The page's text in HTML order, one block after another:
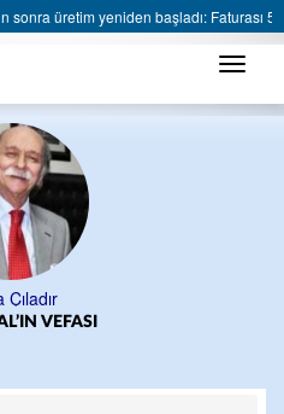
sonra üretim yeniden başladı: Faturası 5
Menü
Çıladır
VEFASI